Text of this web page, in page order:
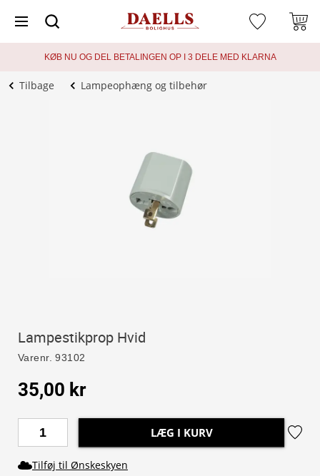
KØB NU OG DEL BETALINGEN OP I 3 DELE MED KLARNA
Tilbage Lampeophæng og tilbehør
Lampestikprop Hvid
Varenr. 93102
35,00 kr
LÆG I KURV
Tilføj til Ønskeskyen